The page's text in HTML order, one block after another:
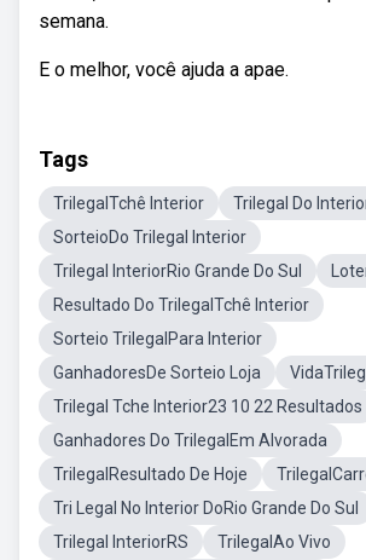
semana.
E o melhor, você ajuda a apae.
Tags
TrilegalTchê Interior
Trilegal Do
SorteioDo Trilegal Interior
Trilegal InteriorRio Grande Do Sul
Resultado Do TrilegalTchê Interior
Sorteio TrilegalPara Interior
GanhadoresDe Sorteio Loja
Trilegal Tche Interior23 10 22 Resultados
Ganhadores Do TrilegalEm Alvorada
TrilegalResultado De Hoje
Tri Legal No Interior DoRio Grande Do Sul
Trilegal InteriorRS
TrilegalAo Vivo